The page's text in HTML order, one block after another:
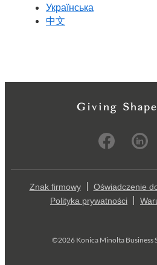
Українська
中文
Znak firmowy
Oświadczenie
Polityka prywatności
©2026 Konica Minolta Business